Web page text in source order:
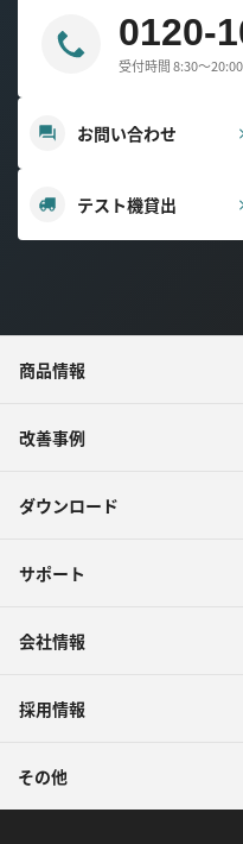
0120-
受付時間 8:30～
お問い合わせ
テスト機貸出
商品情報
改善事例
ダウンロード
サポート
会社情報
採用情報
その他